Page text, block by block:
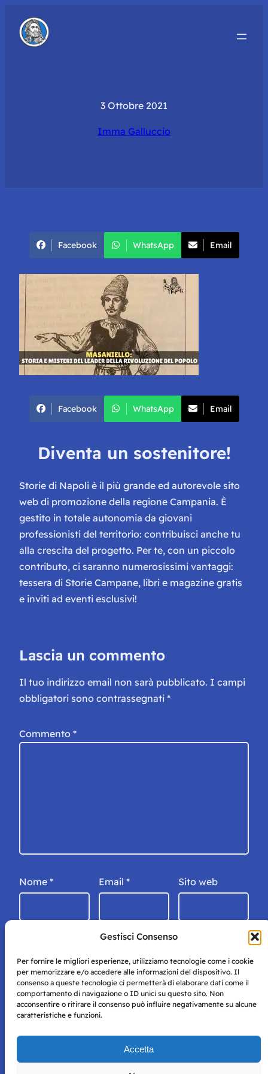
Gestisci Consenso
Per fornire le migliori esperienze, utilizziamo tecnologie come i cookie
per memorizzare e/o accedere alle informazioni del dispositivo. Il
consenso a queste tecnologie ci permetterà di elaborare dati come il
comportamento di navigazione o ID unici su questo sito. Non
acconsentire o ritirare il consenso può influire negativamente su alcune
caratteristiche e funzioni.
Accetta
3 Ottobre 2021
Imma Galluccio
Facebook WhatsApp Email
Facebook WhatsApp Email
Diventa un sostenitore!
Storie di Napoli è il più grande ed autorevole sito
web di promozione della regione Campania. È
gestito in totale autonomia da giovani
professionisti del territorio: contribuisci anche tu
alla crescita del progetto. Per te, con un piccolo
contributo, ci saranno numerosissimi vantaggi:
tessera di Storie Campane, libri e magazine gratis
e inviti ad eventi esclusivi!
Lascia un commento
Il tuo indirizzo email non sarà pubblicato. I campi
obbligatori sono contrassegnati *
Commento *
Nome * Email * Sito web
Storie di Napoli è una testata registrata presso il tribunale di